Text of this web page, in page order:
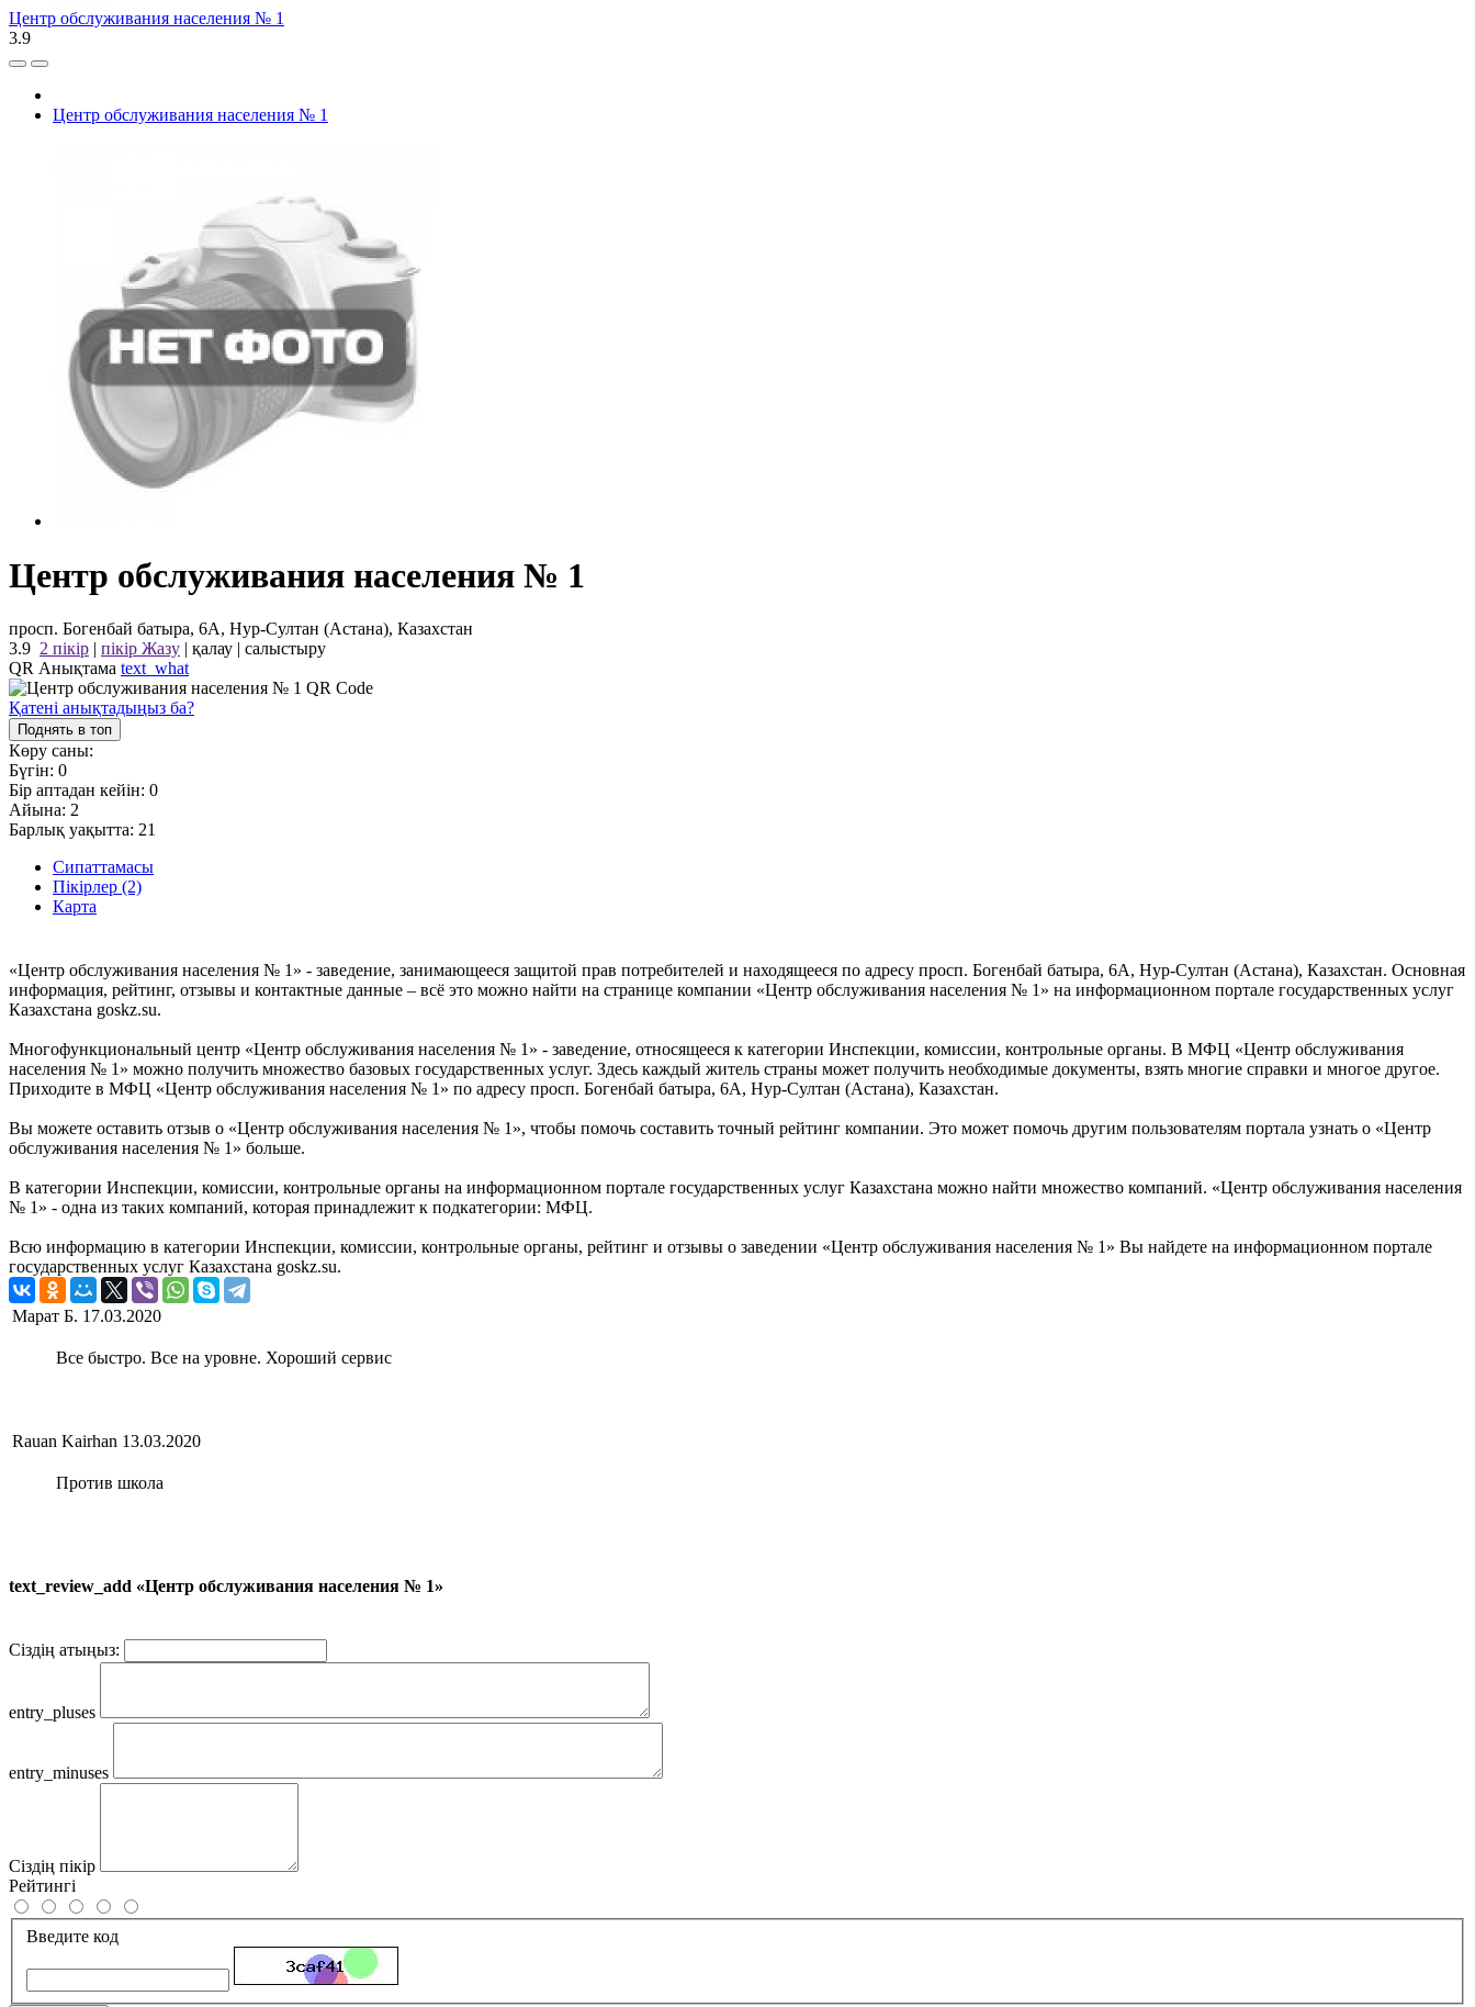
Центр обслуживания населения № 1
3.9
Центр обслуживания населения № 1
Центр обслуживания населения № 1
просп. Богенбай батыра, 6А, Нур-Султан (Астана), Казахстан
3.9 2 пікір | пікір Жазу | қалау | салыстыру
QR Анықтама text_what
Қатені анықтадыңыз ба?
Поднять в топ
Көру саны:
Бүгін: 0
Бір аптадан кейін: 0
Айына: 2
Барлық уақытта: 21
Сипаттамасы
Пікірлер (2)
Карта
«Центр обслуживания населения № 1» - заведение, занимающееся защитой прав потребителей и находящееся по адресу просп. Богенбай батыра, 6А, Нур-Султан (Астана), Казахстан. Основная
информация, рейтинг, отзывы и контактные данные – всё это можно найти на странице компании «Центр обслуживания населения № 1» на информационном портале государственных услуг
Казахстана goskz.su.
Многофункциональный центр «Центр обслуживания населения № 1» - заведение, относящееся к категории Инспекции, комиссии, контрольные органы. В МФЦ «Центр обслуживания
населения № 1» можно получить множество базовых государственных услуг. Здесь каждый житель страны может получить необходимые документы, взять многие справки и многое другое.
Приходите в МФЦ «Центр обслуживания населения № 1» по адресу просп. Богенбай батыра, 6А, Нур-Султан (Астана), Казахстан.
Вы можете оставить отзыв о «Центр обслуживания населения № 1», чтобы помочь составить точный рейтинг компании. Это может помочь другим пользователям портала узнать о «Центр
обслуживания населения № 1» больше.
В категории Инспекции, комиссии, контрольные органы на информационном портале государственных услуг Казахстана можно найти множество компаний. «Центр обслуживания населения
№ 1» - одна из таких компаний, которая принадлежит к подкатегории: МФЦ.
Всю информацию в категории Инспекции, комиссии, контрольные органы, рейтинг и отзывы о заведении «Центр обслуживания населения № 1» Вы найдете на информационном портале
государственных услуг Казахстана goskz.su.
Марат Б. 17.03.2020
Все быстро. Все на уровне. Хороший сервис
Rauan Kairhan 13.03.2020
Против школа
text_review_add «Центр обслуживания населения № 1»
Сіздің атыңыз:
entry_pluses
entry_minuses
Сіздің пікір
Рейтингі
Введите код